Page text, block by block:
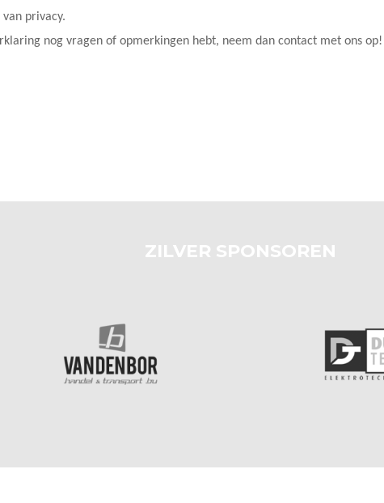
privacy.
nog vragen of opmerkingen hebt, neem dan contact met ons op!
ZILVER SPONSOREN